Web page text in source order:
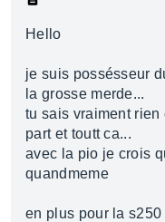
Hello
je suis possésseur
la grosse merde...
tu sais vraiment rien
part et toutt ca...
avec la pio je crois
quandmeme
en plus pour la